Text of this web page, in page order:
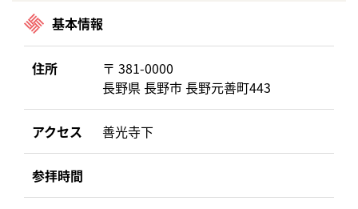
基本情報
住所
〒 381-0000
長野県 長野市 長野元善町443
アクセス 善光寺下
参拝時間